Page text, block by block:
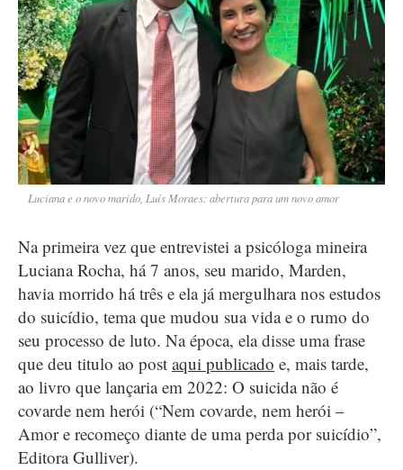
Luciana e o novo marido, Luís Moraes: abertura para um novo amor
Na primeira vez que entrevistei a psicóloga mineira
Luciana Rocha, há 7 anos, seu marido, Marden,
havia morrido há três e ela já mergulhara nos estudos
do suicídio, tema que mudou sua vida e o rumo do
seu processo de luto. Na época, ela disse uma frase
que deu titulo ao post aqui publicado e, mais tarde,
ao livro que lançaria em 2022: O suicida não é
covarde nem herói (“Nem covarde, nem herói –
Amor e recomeço diante de uma perda por suicídio”,
Editora Gulliver).